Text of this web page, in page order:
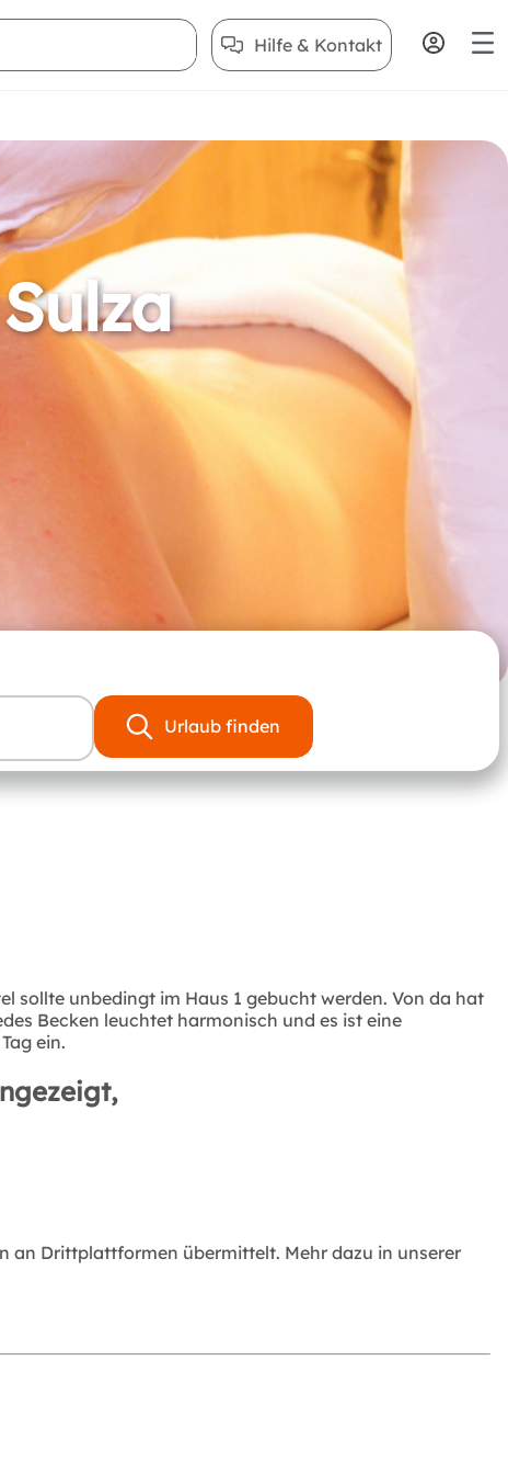
Hilfe & Kontakt
Urlaub finden
sollte unbedingt im Haus 1 gebucht werden. Von da hat
Becken leuchtet harmonisch und es ist eine
ein.
an Drittplattformen übermittelt. Mehr dazu in unserer